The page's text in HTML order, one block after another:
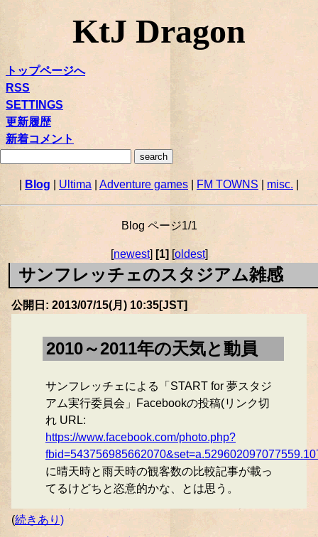
KtJ Dragon
トップページへ
RSS
SETTINGS
更新履歴
新着コメント
Blog Ultima Adventure games FM TOWNS| misc.
Blog ページ1/1
[newest] [1] [oldest]
サンフレッチェのスタジアム雑感
公開日: 2013/07/15(月) 10:35[JST]
2010～2011年の天気と動員
サンフレッチェによる「START for 夢スタジ
アム実行委員会」Facebookの投稿(リンク切
れ URL:
https://www.facebook.com/photo.php?
に晴天時と雨天時の観客数の比較記事が載っ
てるけどちと恣意的かな、とは思う。
(続きあり)